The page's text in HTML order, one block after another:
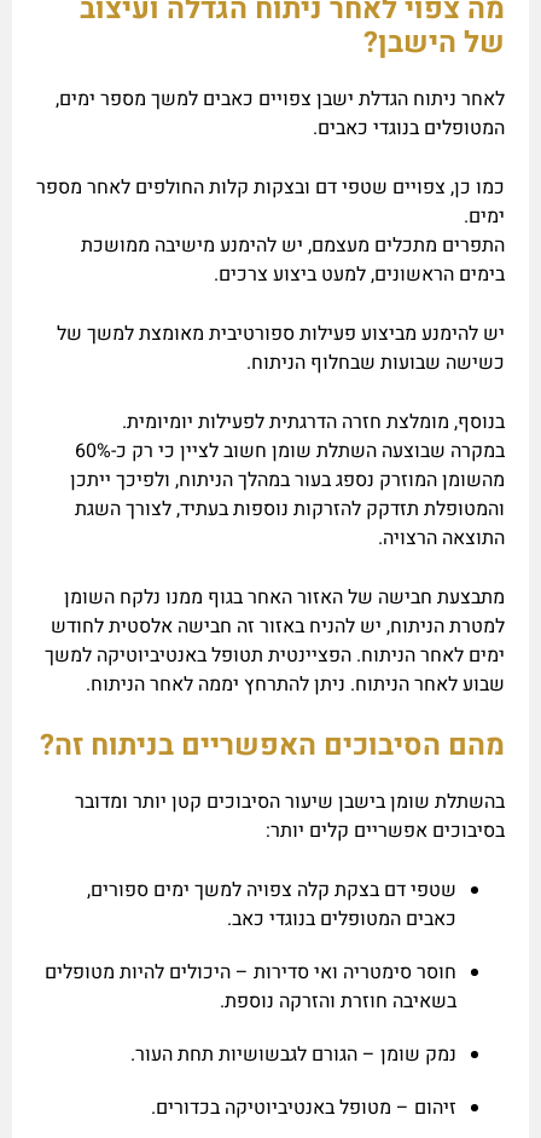
מה צפוי לאחר ניתוח הגדלה ועיצוב
של הישבן?
לאחר ניתוח הגדלת ישבן צפויים כאבים למשך מספר ימים,
המטופלים בנוגדי כאבים.
כמו כן, צפויים שטפי דם ובצקות קלות החולפים לאחר מספר
ימים.
התפרים מתכלים מעצמם, יש להימנע מישיבה ממושכת
בימים הראשונים, למעט ביצוע צרכים.
יש להימנע מביצוע פעילות ספורטיבית מאומצת למשך של
כשישה שבועות שבחלוף הניתוח.
בנוסף, מומלצת חזרה הדרגתית לפעילות יומיומית.
במקרה שבוצעה השתלת שומן חשוב לציין כי רק כ-60%
מהשומן המוזרק נספג בעור במהלך הניתוח, ולפיכך ייתכן
והמטופלת תזדקק להזרקות נוספות בעתיד, לצורך השגת
התוצאה הרצויה.
מתבצעת חבישה של האזור האחר בגוף ממנו נלקח השומן
למטרת הניתוח, יש להניח באזור זה חבישה אלסטית לחודש
ימים לאחר הניתוח. הפציינטית תטופל באנטיביוטיקה למשך
שבוע לאחר הניתוח. ניתן להתרחץ יממה לאחר הניתוח.
מהם הסיבוכים האפשריים בניתוח זה?
בהשתלת שומן בישבן שיעור הסיבוכים קטן יותר ומדובר
בסיבוכים אפשריים קלים יותר:
שטפי דם בצקת קלה צפויה למשך ימים ספורים,
כאבים המטופלים בנוגדי כאב.
חוסר סימטריה ואי סדירות – היכולים להיות מטופלים
בשאיבה חוזרת והזרקה נוספת.
נמק שומן – הגורם לגבשושיות תחת העור.
זיהום – מטופל באנטיביוטיקה בכדורים.